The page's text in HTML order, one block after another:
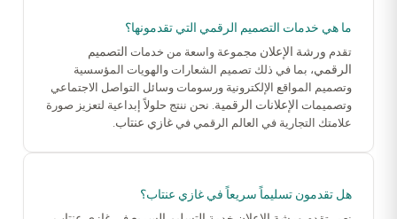
ما هي خدمات التصميم الرقمي التي تقدمونها؟
تقدم ورشة الإعلان مجموعة واسعة من خدمات التصميم
الرقمي، بما في ذلك تصميم الشعارات والهويات المؤسسية
وتصميم المواقع الإلكترونية ورسومات وسائل التواصل الاجتماعي
وتصميمات الإعلانات الرقمية. نحن ننتج حلولاً إبداعية لتعزيز صورة
علامتك التجارية في العالم الرقمي في غازي عنتاب.
هل تقدمون تسليماً سريعاً في غازي عنتاب؟